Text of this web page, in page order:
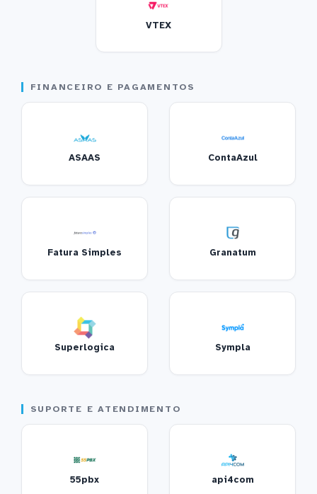
VTEX
FINANCEIRO E PAGAMENTOS
ASAAS ContaAzul
Fatura Simples Granatum
Superlogica Sympla
SUPORTE E ATENDIMENTO
55pbx api4com